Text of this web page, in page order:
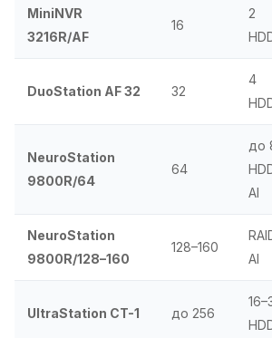
MiniNVR
3216R/AF
16
2
DuoStation AF 32 32
4
NeuroStation
9800R/64
64
до
AI
NeuroStation
9800R/128–160
128–160
AI
UltraStation CT-1 до 256